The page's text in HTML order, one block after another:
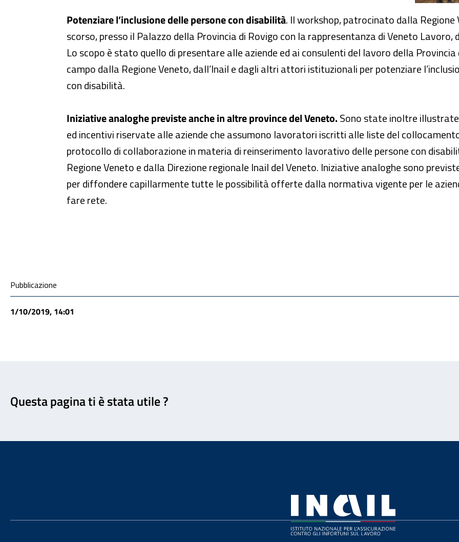
Potenziare l’inclusione delle persone con disabilità. Il workshop, patrocinato dalla
scorso, presso il Palazzo della Provincia di Rovigo con la rappresentanza di Veneto Lavoro,
Lo scopo è stato quello di presentare alle aziende ed ai consulenti del lavoro della
campo dalla Regione Veneto, dall’Inail e dagli altri attori istituzionali per potenziare
con disabilità.
Iniziative analoghe previste anche in altre province del Veneto.Sono state inoltre
ed incentivi riservate alle aziende che assumono lavoratori iscritti alle liste del
protocollo di collaborazione in materia di reinserimento lavorativo delle persone con
Regione Veneto e dalla Direzione regionale Inail del Veneto. Iniziative analoghe sono
per diffondere capillarmente tutte le possibilità offerte dalla normativa vigente per le
fare rete.
Condivisione social
Pubblicazione
1/10/2019, 14:01
Questa pagina ti è stata utile ?